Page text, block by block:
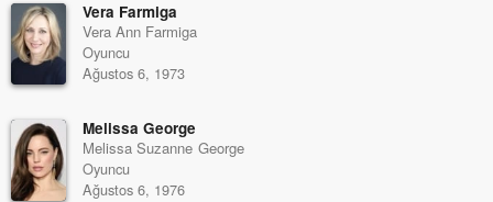
Vera Farmiga
Vera Ann Farmiga
Oyuncu
Ağustos 6, 1973
Melissa George
Melissa Suzanne George
Oyuncu
Ağustos 6, 1976